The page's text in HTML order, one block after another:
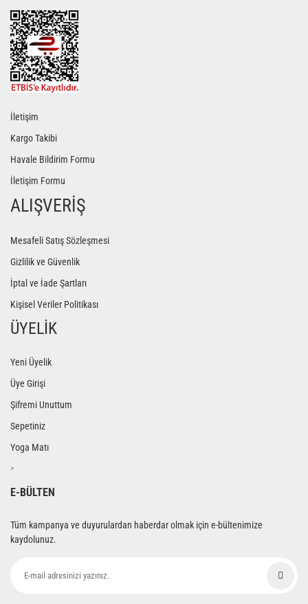
İletişim
Kargo Takibi
Havale Bildirim Formu
İletişim Formu
ALIŞVERİŞ
Mesafeli Satış Sözleşmesi
Gizlilik ve Güvenlik
İptal ve İade Şartları
Kişisel Veriler Politikası
ÜYELİK
Yeni Üyelik
Üye Girişi
Şifremi Unuttum
Sepetiniz
Yoga Matı
>
E-BÜLTEN
Tüm kampanya ve duyurulardan haberdar olmak için e-bültenimize
kaydolunuz.